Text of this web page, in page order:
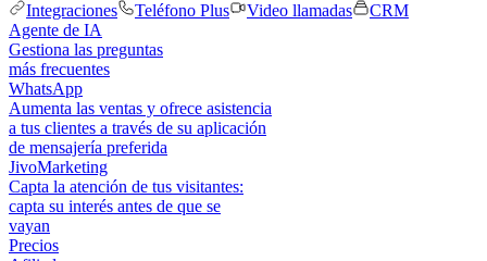
Integraciones
Teléfono Plus Video llamadas
CRM
Agente de IA
Gestiona las preguntas
más frecuentes
WhatsApp
Aumenta las ventas y ofrece asistencia
a tus clientes a través de su aplicación
de mensajería preferida
JivoMarketing
Capta la atención de tus visitantes:
capta su interés antes de que se
vayan
Precios